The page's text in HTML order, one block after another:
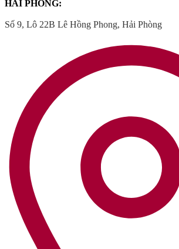
HẢI PHÒNG:
Số 9, Lô 22B Lê Hồng Phong, Hải Phòng